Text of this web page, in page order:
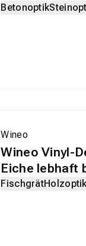
Betonoptik
Wineo
Wineo Vinyl-
Eiche lebhaft
FischgrätHolzoptik